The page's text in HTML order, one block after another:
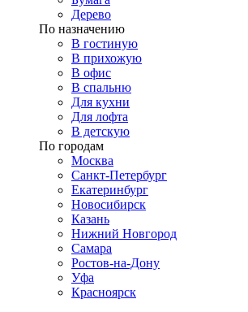
Дерево
По назначению
В гостиную
В прихожую
В офис
В спальню
Для кухни
Для лофта
В детскую
По городам
Москва
Санкт-Петербург
Екатеринбург
Новосибирск
Казань
Нижний Новгород
Самара
Ростов-на-Дону
Уфа
Красноярск